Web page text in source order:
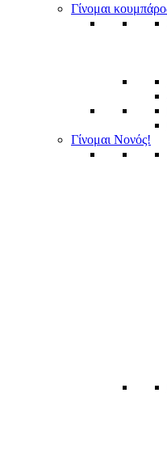
Γίνομαι
Γίνομαι Νονός!